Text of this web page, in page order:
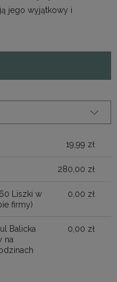
jego wyjątkowy i
19,99 zł
280,00 zł
Liszki w
firmy)
0,00 zł
Balicka
na
0,00 zł